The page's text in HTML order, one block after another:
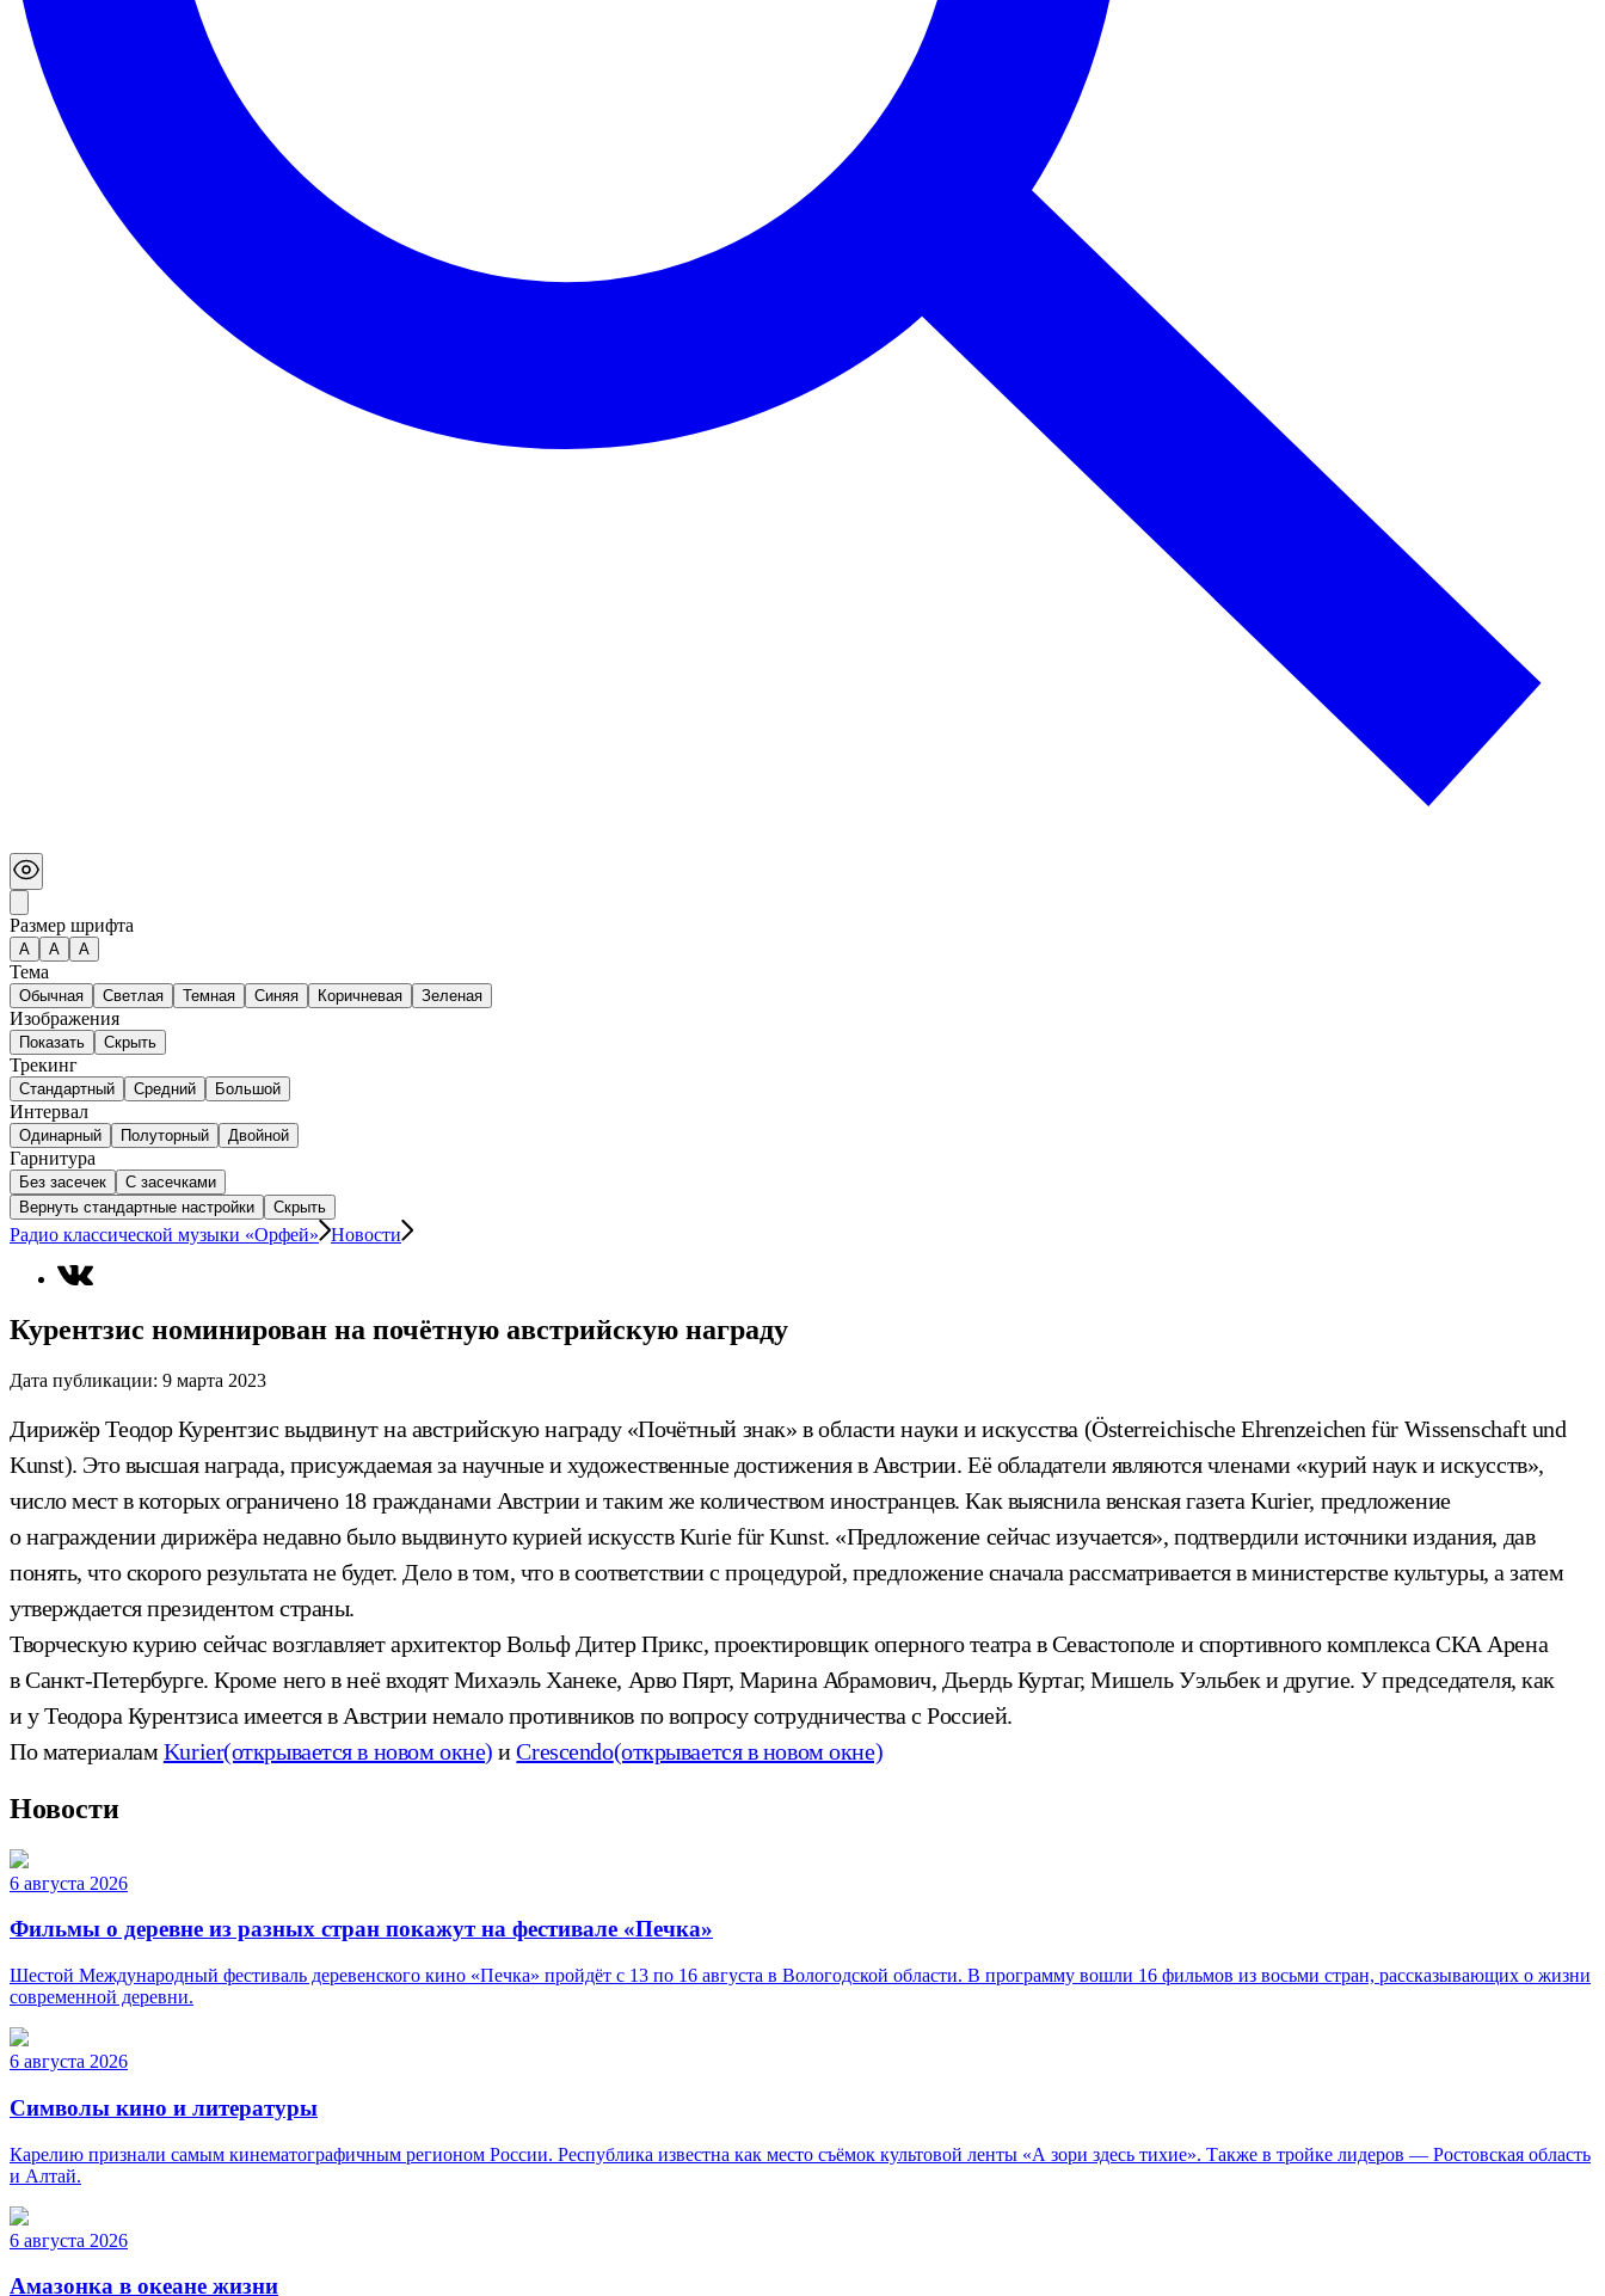
Размер шрифта
А A A
Тема
Обычная Светлая Темная Синяя Коричневая Зеленая
Изображения
Показать Скрыть
Трекинг
Стандартный Средний Большой
Интервал
Одинарный Полуторный Двойной
Гарнитура
Без засечек
С засечками
Вернуть стандартные настройки
Скрыть
Радио классической музыки «Орфей» Новости
Курентзис номинирован на почётную австрийскую награду
Дата публикации: 9 марта 2023
Дирижёр Теодор Курентзис выдвинут на австрийскую награду «Почётный знак» в области науки и искусства (Österreichische Ehrenzeichen für Wissenschaft und
Kunst). Это высшая награда, присуждаемая за научные и художественные достижения в Австрии. Её обладатели являются членами «курий наук и искусств»,
число мест в которых ограничено 18 гражданами Австрии и таким же количеством иностранцев. Как выяснила венская газета Kurier, предложение
о награждении дирижёра недавно было выдвинуто курией искусств Kurie für Kunst. «Предложение сейчас изучается», подтвердили источники издания, дав
понять, что скорого результата не будет. Дело в том, что в соответствии с процедурой, предложение сначала рассматривается в министерстве культуры, а затем
утверждается президентом страны.
Творческую курию сейчас возглавляет архитектор Вольф Дитер Прикс, проектировщик оперного театра в Севастополе и спортивного комплекса СКА Арена
в Санкт-Петербурге. Кроме него в неё входят Михаэль Ханеке, Арво Пярт, Марина Абрамович, Дьердь Куртаг, Мишель Уэльбек и другие. У председателя, как
и у Теодора Курентзиса имеется в Австрии немало противников по вопросу сотрудничества с Россией.
По материалам Kurier(открывается в новом окне) иСrescendo(открывается в новом окне)
Новости
6 августа 2026
Фильмы о деревне из разных стран покажут на фестивале «Печка»
Шестой Международный фестиваль деревенского кино «Печка» пройдёт с 13 по 16 августа в Вологодской области. В программу вошли 16 фильмов из восьми стран, рассказывающих о жизни
современной деревни.
6 августа 2026
Символы кино и литературы
Карелию признали самым кинематографичным регионом России. Республика известна как место съёмок культовой ленты «А зори здесь тихие». Также в тройке лидеров — Ростовская область
и Алтай.
6 августа 2026
Амазонка в океане жизни